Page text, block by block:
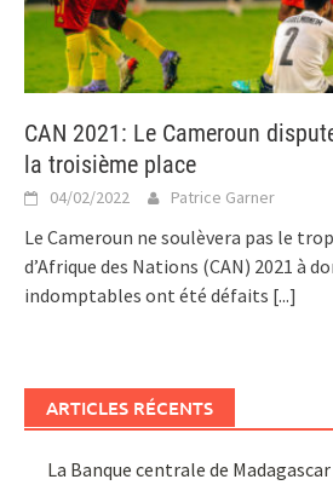
CAN 2021: Le Cameroun
la troisième place
04/02/2022 Patrice Garner
Le Cameroun ne soulèvera pas le
d’Afrique des Nations (CAN) 2021 à
indomptables ont été défaits [...]
ARTICLES RÉCENTS
La Banque centrale de